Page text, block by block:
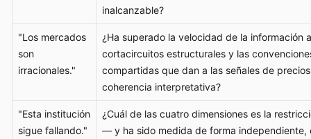
inalcanzable?
"Los mercados
son
irracionales."
¿Ha superado la velocidad de la información
cortacircuitos estructurales y las
compartidas que dan a las señales de
coherencia interpretativa?
"Esta institución
sigue fallando."
¿Cuál de las cuatro dimensiones es la
— y ha sido medida de forma independiente,